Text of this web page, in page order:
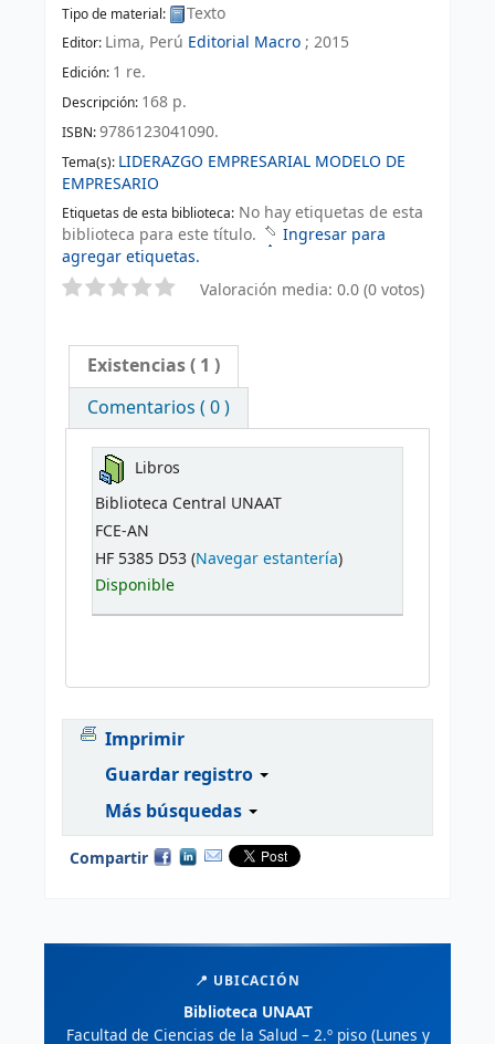
Tipo de material: Texto
Editor: Lima, Perú Editorial Macro; 2015
Edición: 1 re.
Descripción: 168 p.
ISBN:9786123041090.
Tema(s): LIDERAZGO EMPRESARIAL MODELO DE
EMPRESARIO
Etiquetas de esta biblioteca: No hay etiquetas de esta
biblioteca para este título.
Ingresar para
agregar etiquetas.
Valoración media: 0.0 (0 votos)
Existencias( 1 )
Comentarios ( 0 )
Libros
Biblioteca Central UNAAT
FCE-AN
HF 5385 D53 (Navegar estantería)
Disponible
Imprimir
Guardar registro
Más búsquedas
Compartir
📍 UBICACIÓN
Biblioteca UNAAT
Facultad de Ciencias de la Salud – 2.º piso (Lunes y